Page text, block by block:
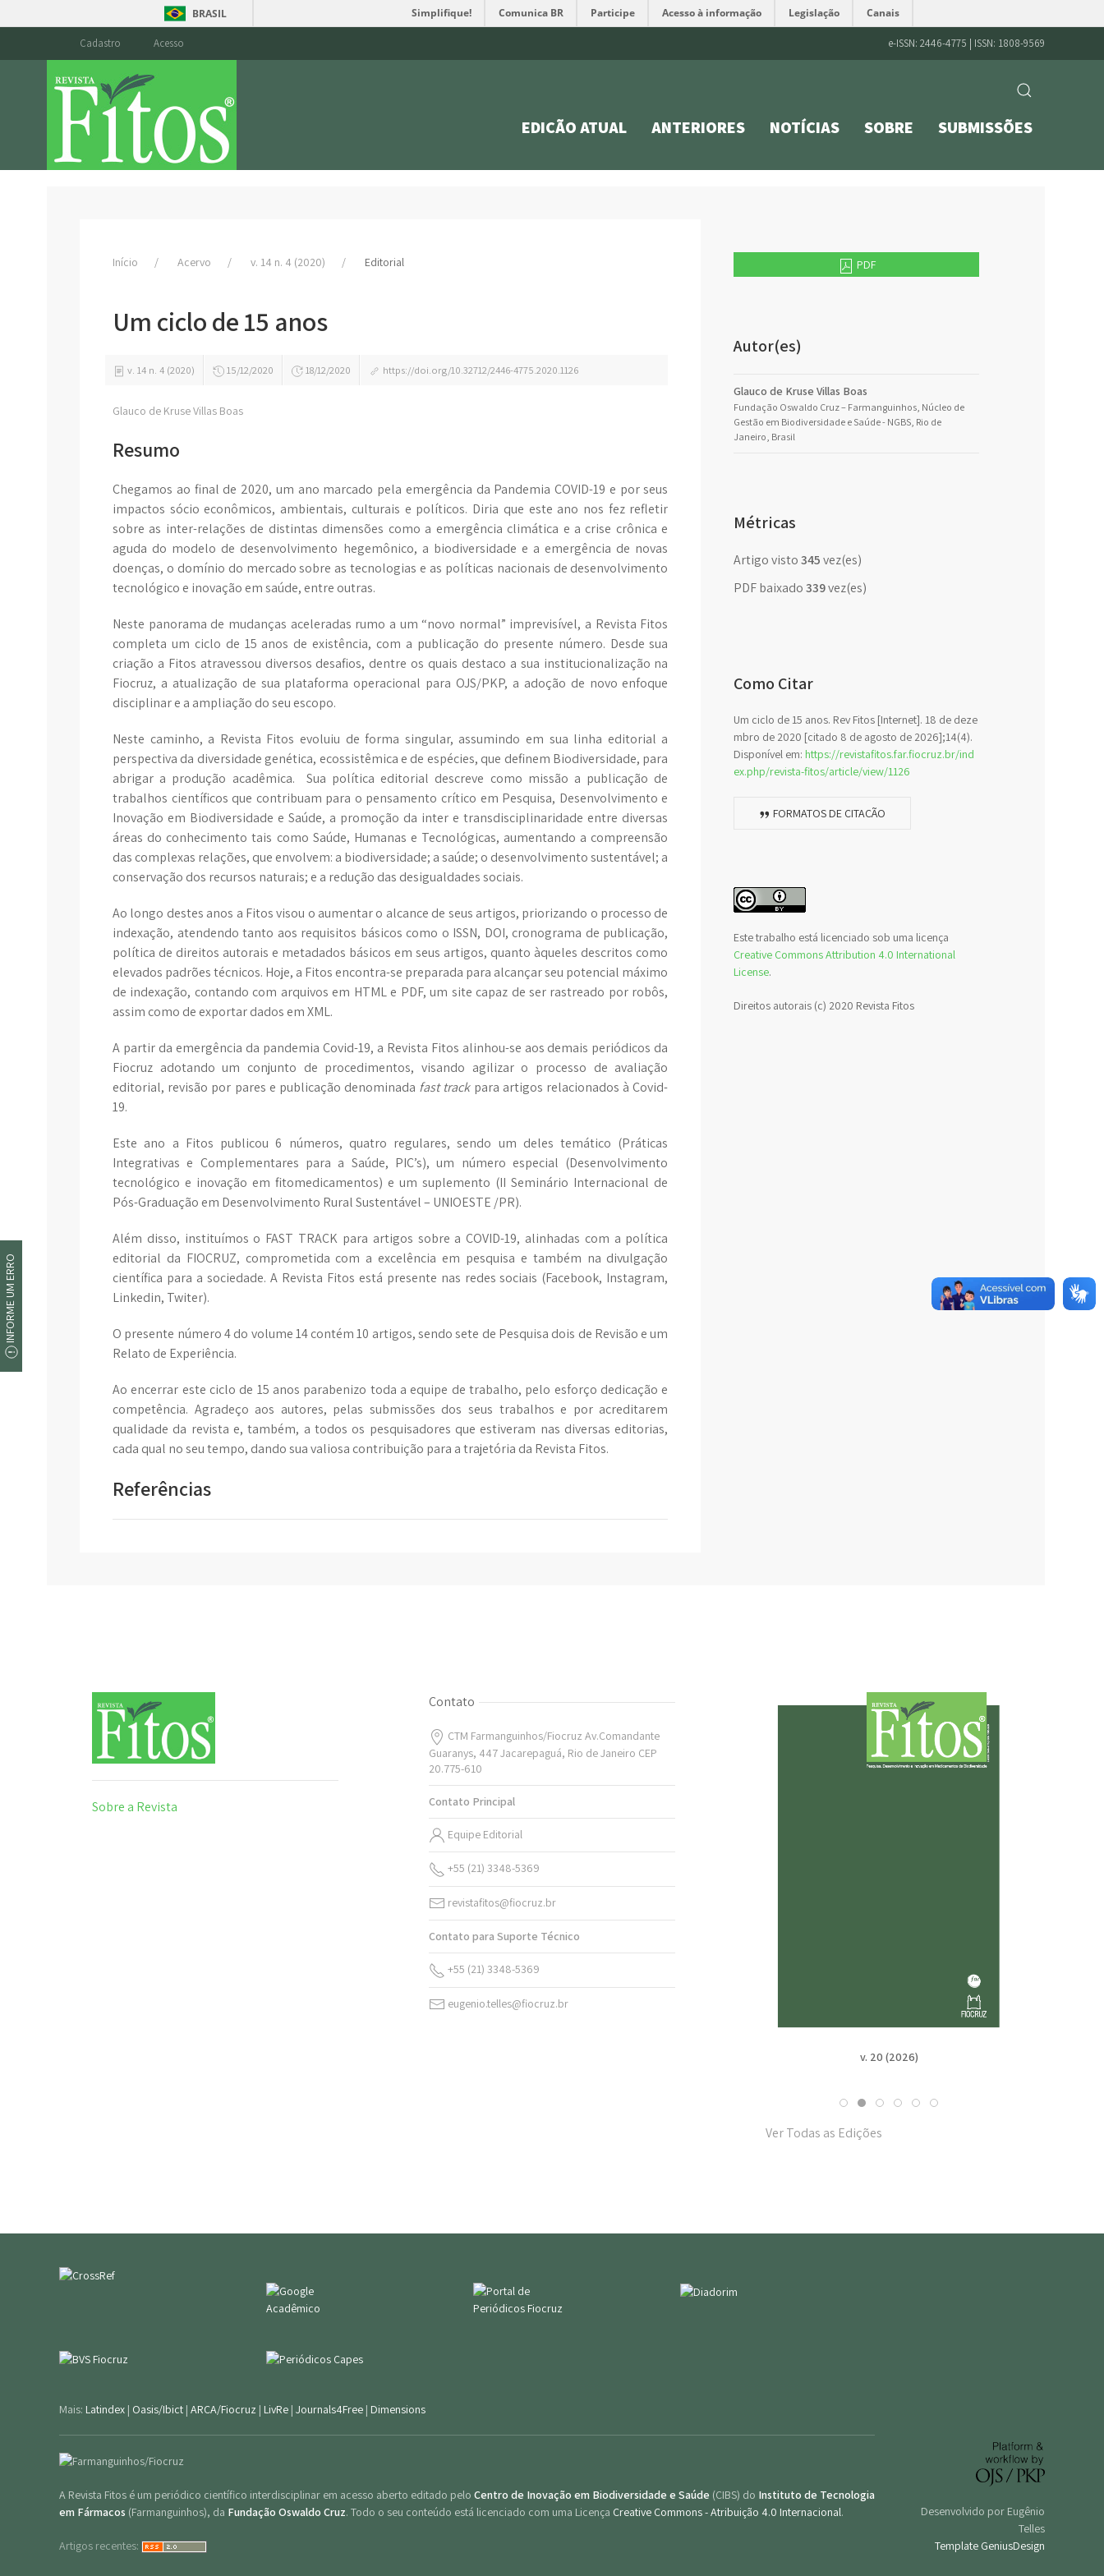
BRASIL Simplifique! Comunica BR Participe Acesso à informação Legislação Canais
Cadastro Acesso e-ISSN: 2446-4775 | ISSN: 1808-9569
EDIÇÃO ATUAL ANTERIORES NOTÍCIAS SOBRE SUBMISSÕES
Início Acervo v. 14 n. 4 (2020) Editorial
Um ciclo de 15 anos
v. 14 n. 4 (2020) 15/12/2020 18/12/2020 https://doi.org/10.32712/2446-4775.2020.1126
Glauco de Kruse Villas Boas
Resumo
Chegamos ao final de 2020, um ano marcado pela emergência da Pandemia COVID-19 e por seus
impactos sócio econômicos, ambientais, culturais e políticos. Diria que este ano nos fez refletir
sobre as inter-relações de distintas dimensões como a emergência climática e a crise crônica e
aguda do modelo de desenvolvimento hegemônico, a biodiversidade e a emergência de novas
doenças, o domínio do mercado sobre as tecnologias e as políticas nacionais de desenvolvimento
tecnológico e inovação em saúde, entre outras.
Neste panorama de mudanças aceleradas rumo a um “novo normal” imprevisível, a Revista Fitos
completa um ciclo de 15 anos de existência, com a publicação do presente número. Desde sua
criação a Fitos atravessou diversos desafios, dentre os quais destaco a sua institucionalização na
Fiocruz, a atualização de sua plataforma operacional para OJS/PKP, a adoção de novo enfoque
disciplinar e a ampliação do seu escopo.
Neste caminho, a Revista Fitos evoluiu de forma singular, assumindo em sua linha editorial a
perspectiva da diversidade genética, ecossistêmica e de espécies, que definem Biodiversidade, para
abrigar a produção acadêmica. Sua política editorial descreve como missão a publicação de
trabalhos científicos que contribuam para o pensamento crítico em Pesquisa, Desenvolvimento e
Inovação em Biodiversidade e Saúde, a promoção da inter e transdisciplinaridade entre diversas
áreas do conhecimento tais como Saúde, Humanas e Tecnológicas, aumentando a compreensão
das complexas relações, que envolvem: a biodiversidade; a saúde; o desenvolvimento sustentável; a
conservação dos recursos naturais; e a redução das desigualdades sociais.
Ao longo destes anos a Fitos visou o aumentar o alcance de seus artigos, priorizando o processo de
indexação, atendendo tanto aos requisitos básicos como o ISSN, DOI, cronograma de publicação,
política de direitos autorais e metadados básicos em seus artigos, quanto àqueles descritos como
elevados padrões técnicos. Hoje, a Fitos encontra-se preparada para alcançar seu potencial máximo
de indexação, contando com arquivos em HTML e PDF, um site capaz de ser rastreado por robôs,
assim como de exportar dados em XML.
A partir da emergência da pandemia Covid-19, a Revista Fitos alinhou-se aos demais periódicos da
Fiocruz adotando um conjunto de procedimentos, visando agilizar o processo de avaliação
editorial, revisão por pares e publicação denominada fast track para artigos relacionados à Covid-
19.
Este ano a Fitos publicou 6 números, quatro regulares, sendo um deles temático (Práticas
Integrativas e Complementares para a Saúde, PIC’s), um número especial (Desenvolvimento
tecnológico e inovação em fitomedicamentos) e um suplemento (II Seminário Internacional de
Pós-Graduação em Desenvolvimento Rural Sustentável – UNIOESTE /PR).
Além disso, instituímos o FAST TRACK para artigos sobre a COVID-19, alinhadas com a política
editorial da FIOCRUZ, comprometida com a excelência em pesquisa e também na divulgação
científica para a sociedade. A Revista Fitos está presente nas redes sociais (Facebook, Instagram,
Linkedin, Twiter).
O presente número 4 do volume 14 contém 10 artigos, sendo sete de Pesquisa dois de Revisão e um
Relato de Experiência.
Ao encerrar este ciclo de 15 anos parabenizo toda a equipe de trabalho, pelo esforço dedicação e
competência. Agradeço aos autores, pelas submissões dos seus trabalhos e por acreditarem
qualidade da revista e, também, a todos os pesquisadores que estiveram nas diversas editorias,
cada qual no seu tempo, dando sua valiosa contribuição para a trajetória da Revista Fitos.
Referências
PDF
Autor(es)
Glauco de Kruse Villas Boas
Fundação Oswaldo Cruz – Farmanguinhos, Núcleo de
Gestão em Biodiversidade e Saúde - NGBS, Rio de
Janeiro, Brasil
Métricas
Artigo visto345vez(es)
PDF baixado 339vez(es)
Como Citar
Um ciclo de 15 anos. Rev Fitos [Internet]. 18 de deze
mbro de 2020 [citado 8 de agosto de 2026];14(4).
Disponível em: https://revistafitos.far.fiocruz.br/ind
ex.php/revista-fitos/article/view/1126
FORMATOS DE CITAÇÃO
Este trabalho está licenciado sob uma licença
Creative Commons Attribution 4.0 International
License.
Direitos autorais (c) 2020 Revista Fitos
Sobre a Revista
Contato
CTM Farmanguinhos/Fiocruz Av.Comandante
Guaranys, 447 Jacarepaguá, Rio de Janeiro CEP
20.775-610
Contato Principal
Equipe Editorial
+55 (21) 3348-5369
revistafitos@fiocruz.br
Contato para Suporte Técnico
+55 (21) 3348-5369
eugenio.telles@fiocruz.br
v. 19 n. Suppl. 1 (2025)
Ver Todas as Edições
Mais: Latindex | Oasis/Ibict | ARCA/Fiocruz | LivRe | Journals4Free | Dimensions
A Revista Fitos é um periódico científico interdisciplinar em acesso aberto editado pelo Centro de Inovação em Biodiversidade e Saúde (CIBS) do Instituto de Tecnologia
em Fármacos (Farmanguinhos), da Fundação Oswaldo Cruz. Todo o seu conteúdo está licenciado com uma Licença Creative Commons - Atribuição 4.0 Internacional.
Artigos recentes:
Desenvolvido por Eugênio
Telles
Template GeniusDesign
INFORME UM ERRO